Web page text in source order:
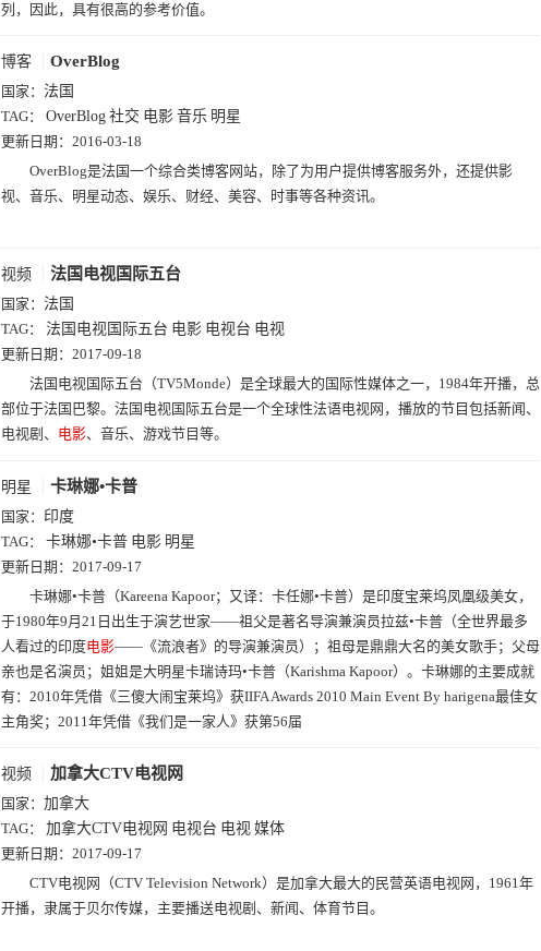
列，因此，具有很高的参考价值。
博客 OverBlog
国家： 法国
TAG： OverBlog 社交 电影 音乐 明星
更新日期： 2016-03-18
OverBlog是法国一个综合类博客网站，除了为用户提供博客服务外，还提供影
视、音乐、明星动态、娱乐、财经、美容、时事等各种资讯。
视频 法国电视国际五台
国家： 法国
TAG： 法国电视国际五台 电影 电视台 电视
更新日期： 2017-09-18
法国电视国际五台（TV5Monde）是全球最大的国际性媒体之一，1984年开播，总
部位于法国巴黎。法国电视国际五台是一个全球性法语电视网，播放的节目包括新闻、
电视剧、 电影、音乐、游戏节目等。
明星 卡琳娜•卡普
国家： 印度
TAG： 卡琳娜•卡普 电影 明星
更新日期： 2017-09-17
卡琳娜•卡普（Kareena Kapoor；又译：卡任娜•卡普）是印度宝莱坞凤凰级美女，
于1980年9月21日出生于演艺世家——祖父是著名导演兼演员拉兹•卡普（全世界最多
人看过的印度电影——《流浪者》的导演兼演员）；祖母是鼎鼎大名的美女歌手；父母
亲也是名演员；姐姐是大明星卡瑞诗玛•卡普（Karishma Kapoor）。卡琳娜的主要成就
有：2010年凭借《三傻大闹宝莱坞》获IIFA Awards 2010 Main Event By harigena最佳女
主角奖；2011年凭借《我们是一家人》获第56届
视频 加拿大CTV电视网
国家： 加拿大
TAG： 加拿大CTV电视网 电视台 电视 媒体
更新日期： 2017-09-17
CTV电视网（CTV Television Network）是加拿大最大的民营英语电视网，1961年
开播，隶属于贝尔传媒，主要播送电视剧、新闻、体育节目。